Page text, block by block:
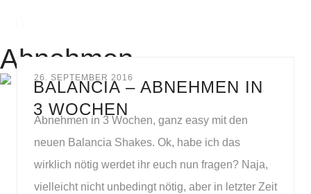
Abnehmen
26. SEPTEMBER 2016
BALANCIA – ABNEHMEN IN
3 WOCHEN
Abnehmen in 3 Wochen, ganz easy mit den
neuen Balancia Shakes. Ok, habe ich das
wirklich nötig werdet ihr euch nun fragen? Naja,
vielleicht nicht unbedingt nötig, aber in letzter Zeit